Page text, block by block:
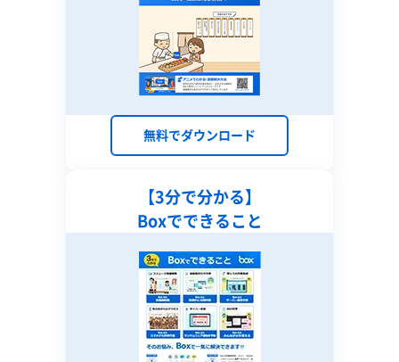
無料でダウンロード
【3分で分かる】
Boxでできること